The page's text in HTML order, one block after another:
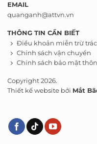
EMAIL
quanganh@attvn.vn
THÔNG TIN CẦN BIẾT
Điều khoản miễn trừ
Chính sách vận chuyển
Chính sách bảo mật
Copyright 2026.
Thiết kế website bởi Mắt